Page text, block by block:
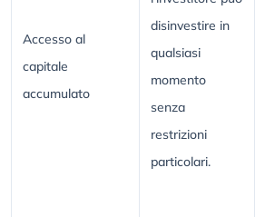
Accesso al
capitale
accumulato
disinvestire in
qualsiasi
momento
senza
restrizioni
particolari.